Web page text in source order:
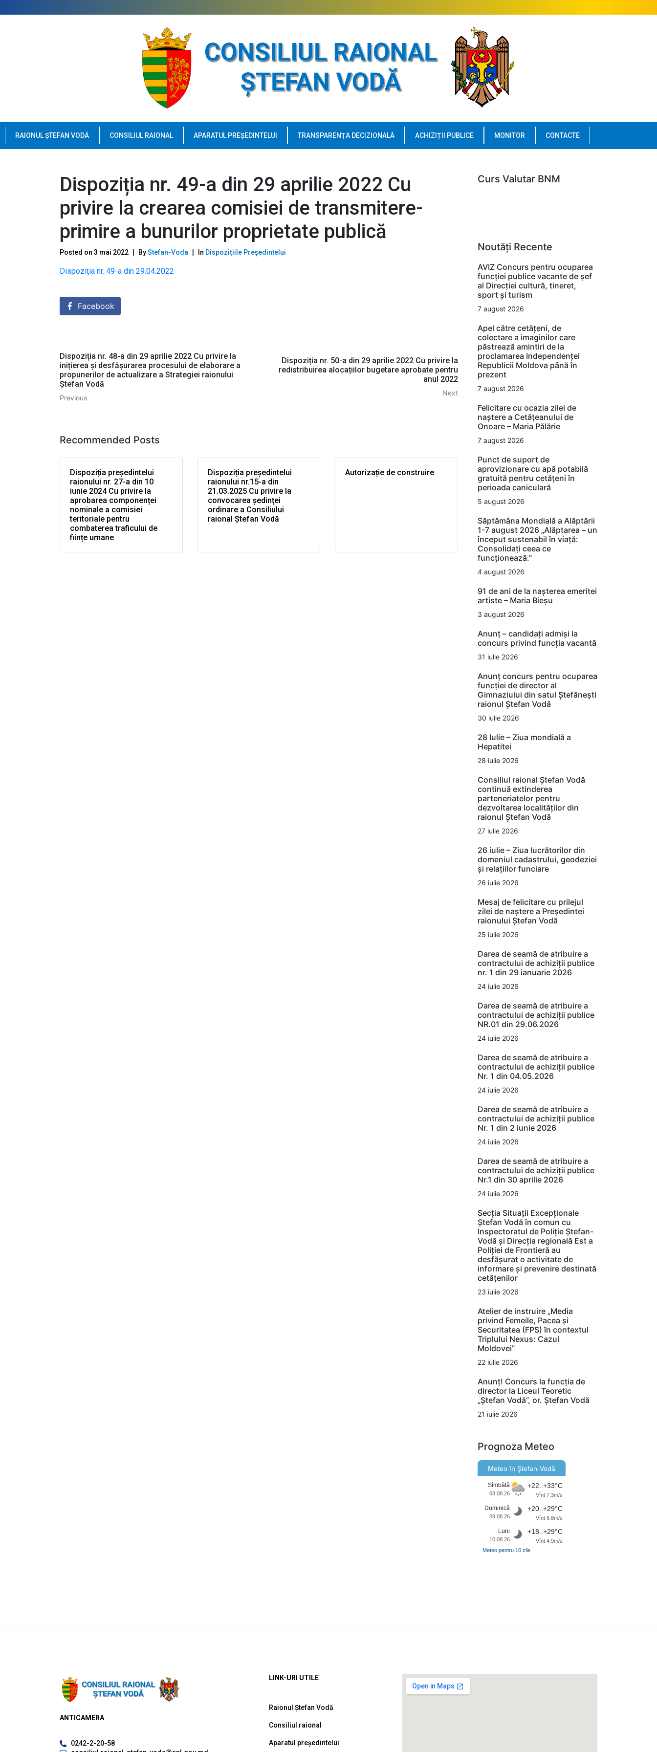
RAIONUL ȘTEFAN VODĂ CONSILIUL RAIONAL APARATUL PREȘEDINTELUI TRANSPARENȚA DECIZIONALĂ ACHIZIȚII PUBLICE MONITOR CONTACTE
Dispoziția nr. 49-a din 29 aprilie 2022 Cu
privire la crearea comisiei de transmitere-
primire a bunurilor proprietate publică
Posted on 3 mai 2022 ByStefan-Voda In Dispozițiile Președintelui
Dispoziția nr. 49-a din 29.04.2022
Facebook
Dispoziția nr. 48-a din 29 aprilie 2022 Cu privire la
inițierea și desfășurarea procesului de elaborare a
propunerilor de actualizare a Strategiei raionului
Ștefan Vodă
Previous
Dispoziția nr. 50-a din 29 aprilie 2022 Cu privire la
redistribuirea alocațiilor bugetare aprobate pentru
anul 2022
Next
Recommended Posts
Dispoziția președintelui
raionului nr. 27-a din 10
iunie 2024 Cu privire la
aprobarea componenței
nominale a comisiei
teritoriale pentru
combaterea traficului de
ființe umane
Dispoziția președintelui
raionului nr.15-a din
21.03.2025 Cu privire la
convocarea şedinţei
ordinare a Consiliului
raional Ştefan Vodă
Autorizație de construire
Curs Valutar BNM
Noutăți Recente
AVIZ Concurs pentru ocuparea
funcţiei publice vacante de şef
al Direcţiei cultură, tineret,
sport şi turism
7 august 2026
Apel către cetățeni, de
colectare a imaginilor care
păstrează amintiri de la
proclamarea Independenței
Republicii Moldova până în
prezent
7 august 2026
Felicitare cu ocazia zilei de
naștere a Cetățeanului de
Onoare – Maria Pălărie
7 august 2026
Punct de suport de
aprovizionare cu apă potabilă
gratuită pentru cetățeni în
perioada caniculară
5 august 2026
Săptămâna Mondială a Alăptării
1-7 august 2026 „Alăptarea – un
început sustenabil în viață:
Consolidați ceea ce
funcționează.”
4 august 2026
91 de ani de la nașterea emeritei
artiste – Maria Bieșu
3 august 2026
Anunț – candidați admiși la
concurs privind funcția vacantă
31 iulie 2026
Anunț concurs pentru ocuparea
funcției de director al
Gimnaziului din satul Ștefănești
raionul Ștefan Vodă
30 iulie 2026
28 Iulie – Ziua mondială a
Hepatitei
28 iulie 2026
Consiliul raional Ștefan Vodă
continuă extinderea
parteneriatelor pentru
dezvoltarea localităților din
raionul Ștefan Vodă
27 iulie 2026
26 iulie – Ziua lucrătorilor din
domeniul cadastrului, geodeziei
și relațiilor funciare
26 iulie 2026
Mesaj de felicitare cu prilejul
zilei de naștere a Președintei
raionului Ștefan Vodă
25 iulie 2026
Darea de seamă de atribuire a
contractului de achiziții publice
nr. 1 din 29 ianuarie 2026
24 iulie 2026
Darea de seamă de atribuire a
contractului de achiziții publice
NR.01 din 29.06.2026
24 iulie 2026
Darea de seamă de atribuire a
contractului de achiziții publice
Nr. 1 din 04.05.2026
24 iulie 2026
Darea de seamă de atribuire a
contractului de achiziții publice
Nr. 1 din 2 iunie 2026
24 iulie 2026
Darea de seamă de atribuire a
contractului de achiziții publice
Nr.1 din 30 aprilie 2026
24 iulie 2026
Secția Situații Excepționale
Ștefan Vodă în comun cu
Inspectoratul de Poliție Ștefan-
Vodă și Direcția regională Est a
Poliției de Frontieră au
desfășurat o activitate de
informare și prevenire destinată
cetățenilor
23 iulie 2026
Atelier de instruire „Media
privind Femeile, Pacea și
Securitatea (FPS) în contextul
Triplului Nexus: Cazul
Moldovei”
22 iulie 2026
Anunț! Concurs la funcția de
director la Liceul Teoretic
„Ștefan Vodă”, or. Ștefan Vodă
21 iulie 2026
Prognoza Meteo
Meteo în Ştefan-Vodă
Sîmbătă
08.08.26
+22..+33°C
Vînt 7.3m/s
Duminică
09.08.26
+20..+29°C
Vînt 6.8m/s
Luni
10.08.26
+18..+29°C
Vînt 4.9m/s
Meteo pentru 10 zile
ANTICAMERA
0242-2-20-58
LINK-URI UTILE
Raionul Ștefan Vodă
Consiliul raional
Aparatul președintelui